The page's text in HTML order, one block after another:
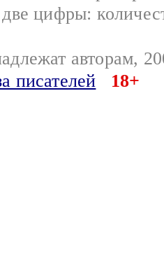
цифры:
авторам,
писателей
18+